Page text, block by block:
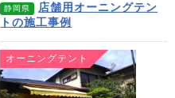
静岡県
店舗用オーニングテン
トの施工事例
オーニングテント